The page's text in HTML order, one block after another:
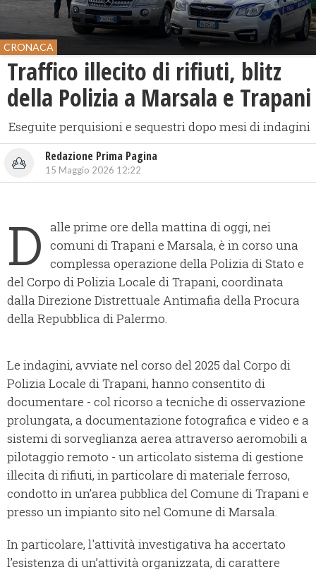
CRONACA
Traffico illecito di rifiuti, blitz
della Polizia a Marsala e Trapani
Eseguite perquisioni e sequestri dopo mesi di indagini
Redazione Prima Pagina
15 Maggio 2026 12:22
D alle prime ore della mattina di oggi, nei
comuni di Trapani e Marsala, è in corso una
complessa operazione della Polizia di Stato e
del Corpo di Polizia Locale di Trapani, coordinata
dalla Direzione Distrettuale Antimafia della Procura
della Repubblica di Palermo.
Le indagini, avviate nel corso del 2025 dal Corpo di
Polizia Locale di Trapani, hanno consentito di
documentare - col ricorso a tecniche di osservazione
prolungata, a documentazione fotografica e video e a
sistemi di sorveglianza aerea attraverso aeromobili a
pilotaggio remoto - un articolato sistema di gestione
illecita di rifiuti, in particolare di materiale ferroso,
condotto in un’area pubblica del Comune di Trapani e
presso un impianto sito nel Comune di Marsala.
In particolare, l'attività investigativa ha accertato
l’esistenza di un’attività organizzata, di carattere